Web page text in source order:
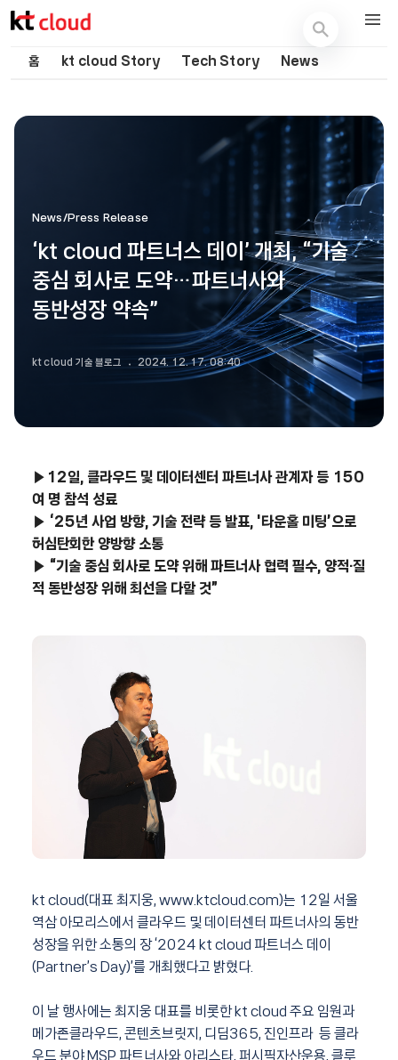
기술 블로그 (Tech) | kt cloud
홈 kt cloud Story Tech Story News
News/Press Release
‘kt cloud 파트너스 데이’ 개최, “기술
중심 회사로 도약…파트너사와
동반성장 약속”
kt cloud 기술 블로그 2024. 12. 17. 08:40
▶12일, 클라우드 및 데이터센터 파트너사 관계자 등 150
여 명 참석 성료
▶ ‘25년 사업 방향, 기술 전략 등 발표, '타운홀 미팅’으로
허심탄회한 양방향 소통
▶ “기술 중심 회사로 도약 위해 파트너사 협력 필수, 양적·질
적 동반성장 위해 최선을 다할 것”
kt cloud(대표 최지웅, www.ktcloud.com)는 12일 서울
역삼 아모리스에서 클라우드 및 데이터센터 파트너사의 동반
성장을 위한 소통의 장 ‘2024 kt cloud 파트너스 데이
(Partner’s Day)’를 개최했다고 밝혔다.
이 날 행사에는 최지웅 대표를 비롯한 kt cloud 주요 임원과
메가존클라우드, 콘텐츠브릿지, 디딤365, 진인프라 등 클라
우드 분야 MSP 파트너사와 아리스타, 퍼시픽자산운용, 클루